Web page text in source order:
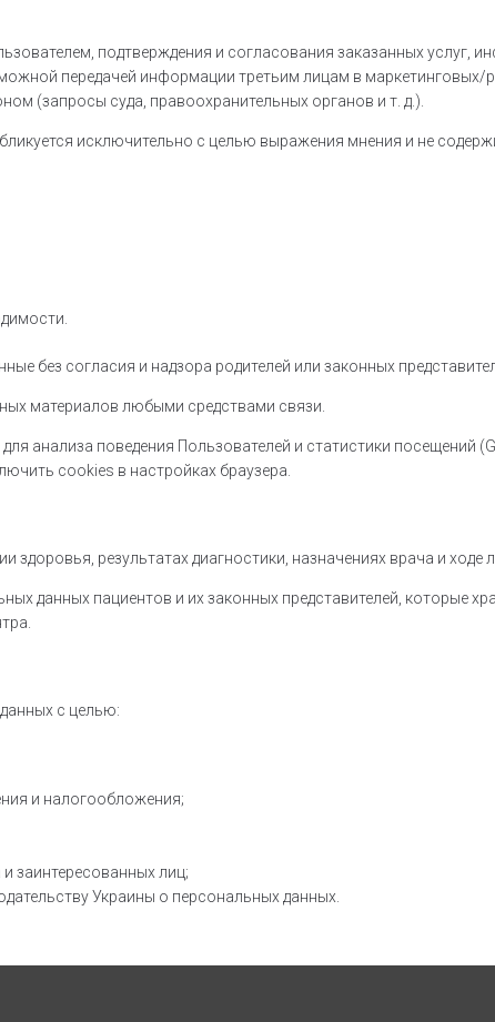
подтверждения и согласования заказанных услуг,
передачей информации третьим лицам в маркетинговых/
(запросы суда, правоохранительных органов и т. д.).
исключительно с целью выражения мнения и не
без согласия и надзора родителей или законных
материалов любыми средствами связи.
анализа поведения Пользователей и статистики посещений
cookies в настройках браузера.
результатах диагностики, назначениях врача и ходе
данных пациентов и их законных представителей, которые
с целью:
и налогообложения;
заинтересованных лиц;
Украины о персональных данных.